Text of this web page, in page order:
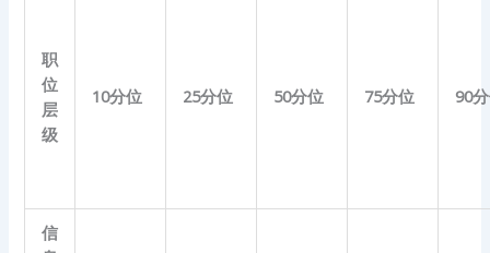
职
位
层
级
10分位 25分位 50分位 75分位 90
信